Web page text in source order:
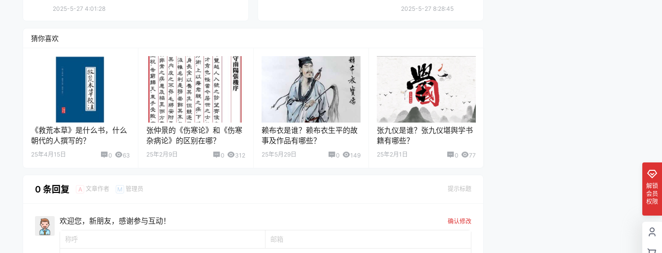
2025-5-27 4:01:28 2025-5-27 8:28:45
猜你喜欢
《救荒本草》是什么书，什么
朝代的人撰写的？
25年4月15日 0 63
张仲景的《伤寒论》和《伤寒
杂病论》的区别在哪？
25年2月9日 0 312
赖布衣是谁？赖布衣生平的故
事及作品有哪些？
25年5月29日 0 149
张九仪是谁？张九仪堪舆学书
籍有哪些？
25年2月1日 0 77
0 条回复 A 文章作者 M 管理员 提示标题
欢迎您，新朋友，感谢参与互动！ 确认修改
解锁
会员
权限